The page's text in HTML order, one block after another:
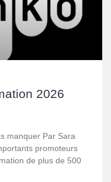
2026
manquer Par Sara
promoteurs
de plus de 500